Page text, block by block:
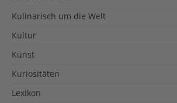
Kulinarisch um die Welt
Kultur
Kunst
Kuriositäten
Lexikon